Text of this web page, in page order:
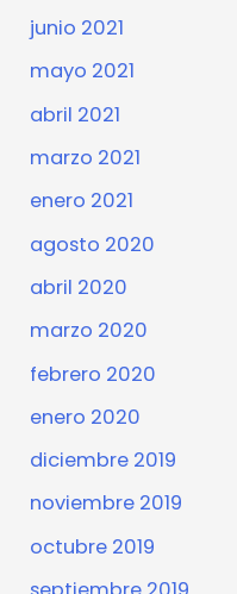
junio 2021
mayo 2021
abril 2021
marzo 2021
enero 2021
agosto 2020
abril 2020
marzo 2020
febrero 2020
enero 2020
diciembre 2019
noviembre 2019
octubre 2019